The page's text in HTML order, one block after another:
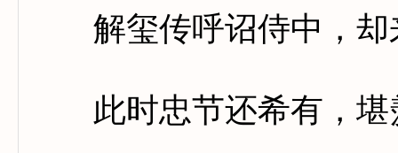
解玺传呼诏侍中，却
此时忠节还希有，堪